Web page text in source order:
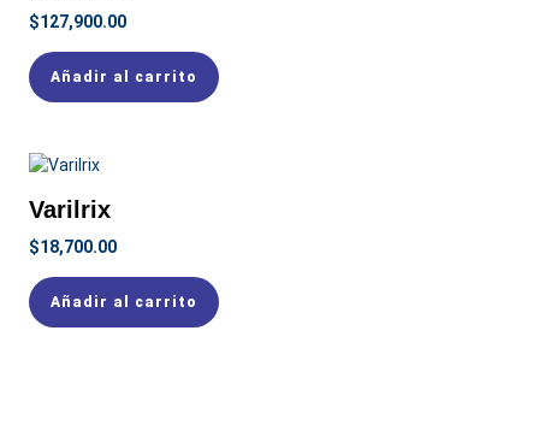
$127,900.00
Añadir al carrito
Varilrix
$18,700.00
Añadir al carrito